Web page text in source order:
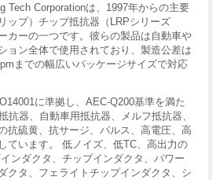
Tech Corporationは、1997年からの主要
ップ）チップ抵抗器（LRPシリーズ
カーの一つです。彼らの製品は自動車や
ョン全体で使用されており、製造公差は
までの幅広いパッケージサイズで対応
に準拠し、AEC-Q200基準を満た
抗器、自動車用抵抗器、メルフ抵抗器、
抗硫黄、抗サージ、パルス、高電圧、高
ています。 低ノイズ、低TC、高出力の
ンダクタ、チップインダクタ、パワー
クタ、フェライトチップインダクタ、シ